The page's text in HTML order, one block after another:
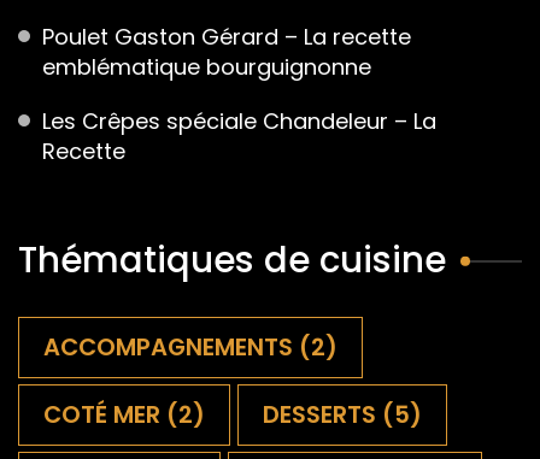
Poulet Gaston Gérard – La recette
emblématique bourguignonne
Les Crêpes spéciale Chandeleur – La
Recette
Thématiques de cuisine
ACCOMPAGNEMENTS (2)
COTÉ MER (2) DESSERTS (5)